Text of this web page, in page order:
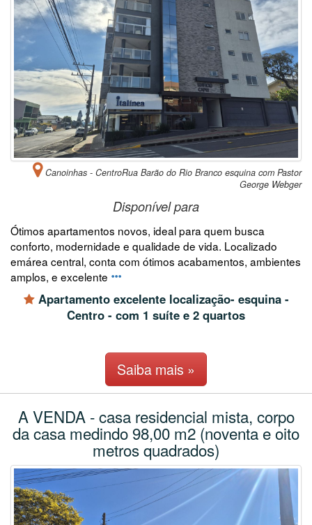
Canoinhas - CentroRua Barão do Rio Branco esquina com Pastor
George Webger
Disponível para
Ótimos apartamentos novos, ideal para quem busca
conforto, modernidade e qualidade de vida. Localizado
emárea central, conta com ótimos acabamentos, ambientes
amplos, e excelente
Apartamento excelente localização- esquina -
Centro - com 1 suíte e 2 quartos
Saiba mais »
A VENDA - casa residencial mista, corpo
da casa medindo 98,00 m2 (noventa e oito
metros quadrados)